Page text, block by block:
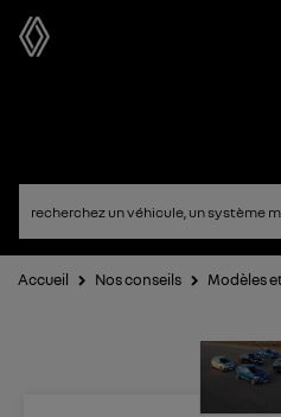
Accueil Nos conseils Modèles